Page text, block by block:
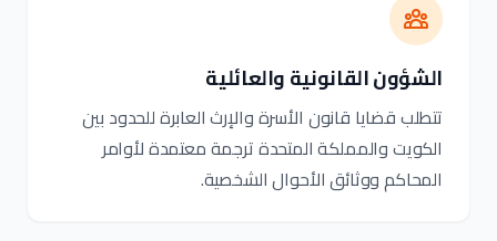
الشؤون القانونية والعائلية
تتطلب قضايا قانون الأسرة والإرث العابرة للحدود بين
الكويت والمملكة المتحدة ترجمة معتمدة لأوامر
المحاكم ووثائق الأحوال الشخصية.